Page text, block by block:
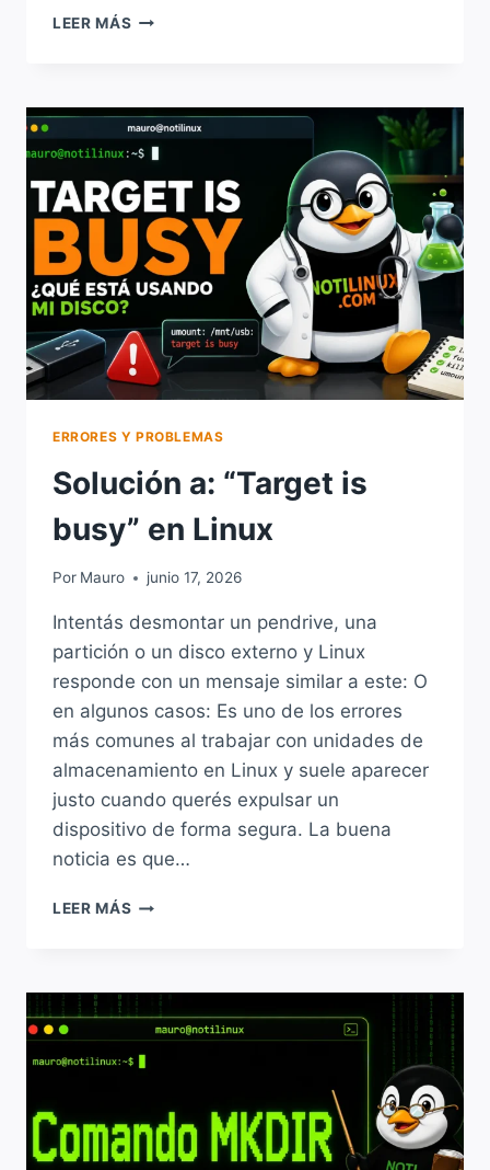
LEER MÁS INSTALASTE
QUÉ
SIGUE?
ERRORES Y PROBLEMAS
Solución a: “Target is
busy” en Linux
Por Mauro junio 17, 2026
Intentás desmontar un pendrive, una
partición o un disco externo y Linux
responde con un mensaje similar a este: O
en algunos casos: Es uno de los errores
más comunes al trabajar con unidades de
almacenamiento en Linux y suele aparecer
justo cuando querés expulsar un
dispositivo de forma segura. La buena
noticia es que…
LEER MÁS SOLUCIÓN
BUSY”
EN
LINUX